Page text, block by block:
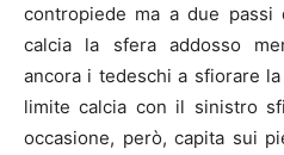
contropiede ma a due
calcia la sfera addosso
ancora i tedeschi a sfiorare
limite calcia con il sinistro
occasione, però, capita sui